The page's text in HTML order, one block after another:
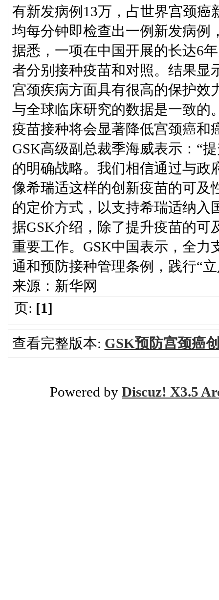
有新发病例13万，占世界宫颈癌
均每分钟即检查出一例新发病例
据悉，一项在中国开展的长达6
者分别接种疫苗和对照。结果显
宫颈疾病方面具有很高的保护效
与全球临床研究的数据是一致的
疫苗接种将会显著降低宫颈癌和
GSK高级副总裁季海威表示：“
的明确战略。我们相信通过与政
像希瑞适这样的创新疫苗的可及
的定价方式，以支持希瑞适纳入
据GSK介绍，除了提升疫苗的
重要工作。GSK中国表示，全
通和预防接种管理条例，践行“
来源：新华网
页: [1]
查看完整版本: GSK预防宫颈癌
Powered by Discuz! X3.5